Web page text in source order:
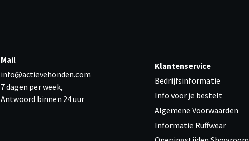
Mail
info@actievehonden.com
7 dagen per week,
Antwoord binnen 24 uur
Klantenservice
Bedrijfsinformatie
Info voor je bestelt
Algemene Voorwaarden
Informatie Ruffwear